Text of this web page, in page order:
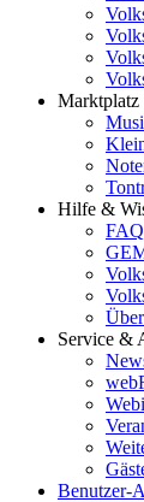
Marktplatz
Hilfe &
Service &
Benutzer-